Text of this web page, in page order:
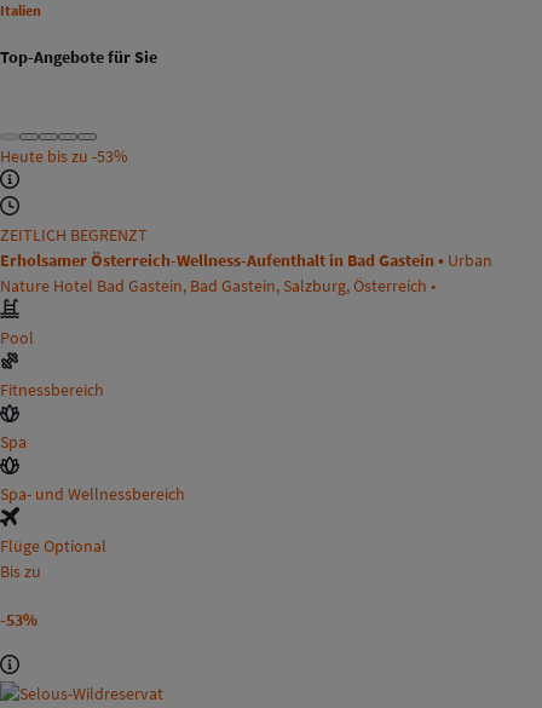
Italien
Top-Angebote für Sie
Heute bis zu -53%
ZEITLICH BEGRENZT
Erholsamer Österreich-Wellness-Aufenthalt in Bad Gastein • Urban
Nature Hotel Bad Gastein, Bad Gastein, Salzburg, Österreich •
Pool
Fitnessbereich
Spa
Spa- und Wellnessbereich
Flüge Optional
Bis zu
-53%